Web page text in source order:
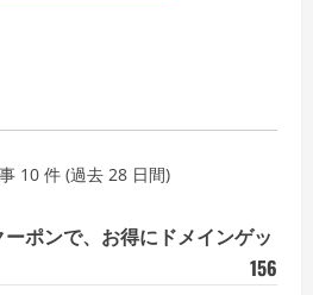
10 件 (過去 28 日間)
ポンで、お得にドメインゲッ
156